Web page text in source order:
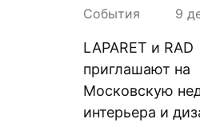
События 9
LAPARET и RAD
приглашают на
Московскую
интерьера и